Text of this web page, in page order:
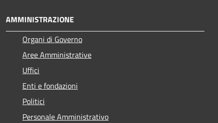
AMMINISTRAZIONE
Organi di Governo
Aree Amministrative
Uffici
Enti e fondazioni
Politici
Personale Amministrativo